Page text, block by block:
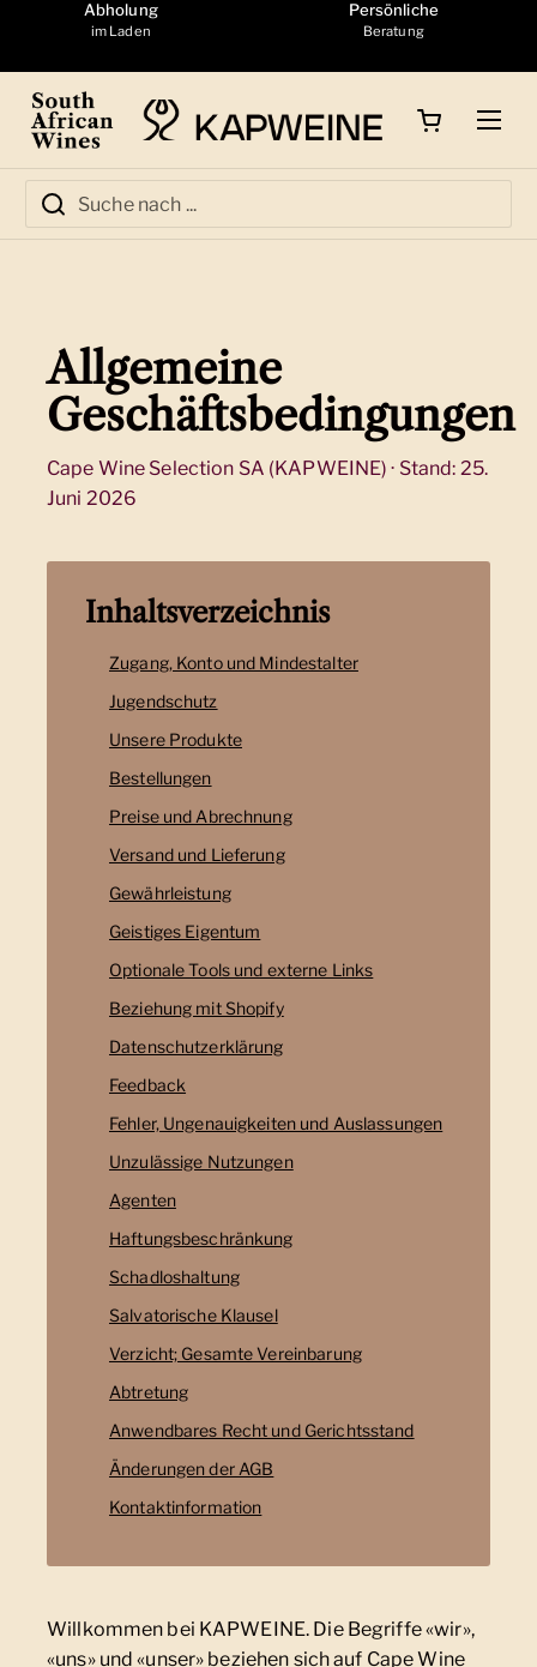
Zum Inhalt springen
Abholung
im Laden
Persönliche
Beratung
Allgemeine
Geschäftsbedingungen
Cape Wine Selection SA (KAPWEINE) · Stand: 25.
Juni 2026
Inhaltsverzeichnis
Zugang, Konto und Mindestalter
Jugendschutz
Unsere Produkte
Bestellungen
Preise und Abrechnung
Versand und Lieferung
Gewährleistung
Geistiges Eigentum
Optionale Tools und externe Links
Beziehung mit Shopify
Datenschutzerklärung
Feedback
Fehler, Ungenauigkeiten und Auslassungen
Unzulässige Nutzungen
Agenten
Haftungsbeschränkung
Schadloshaltung
Salvatorische Klausel
Verzicht; Gesamte Vereinbarung
Abtretung
Anwendbares Recht und Gerichtsstand
Änderungen der AGB
Kontaktinformation
Willkommen bei KAPWEINE. Die Begriffe «wir»,
«uns» und «unser» beziehen sich auf Cape Wine